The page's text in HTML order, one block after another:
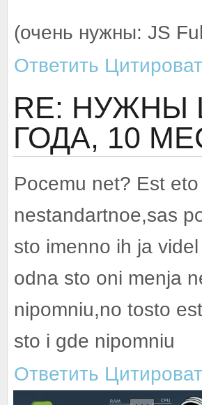
(очень нужны: JS
Ответить
RE: НУЖНЫ
ГОДА, 10
Pocemu net? Est
nestandartnoe,sas
sto imenno ih ja
odna sto oni menja
nipomniu,no tosto
sto i gde nipomniu
Ответить